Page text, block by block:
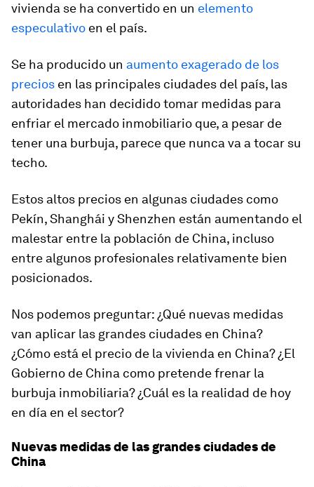
vivienda se ha convertido en un elemento
especulativo en el país.
Se ha producido un aumento exagerado de los
precios en las principales ciudades del país, las
autoridades han decidido tomar medidas para
enfriar el mercado inmobiliario que, a pesar de
tener una burbuja, parece que nunca va a tocar su
techo.
Estos altos precios en algunas ciudades como
Pekín, Shanghái y Shenzhen están aumentando el
malestar entre la población de China, incluso
entre algunos profesionales relativamente bien
posicionados.
Nos podemos preguntar: ¿Qué nuevas medidas
van aplicar las grandes ciudades en China?
¿Cómo está el precio de la vivienda en China? ¿El
Gobierno de China como pretende frenar la
burbuja inmobiliaria? ¿Cuál es la realidad de hoy
en día en el sector?
Nuevas medidas de las grandes ciudades de
China